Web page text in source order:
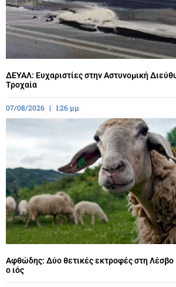
ΔΕΥΑΛ: Ευχαριστίες στην Αστυνομική
Τροχαία
07/08/2026 1:26 μμ
Αφθώδης: Δύο θετικές εκτροφές στη Λέσβο
ο ιός